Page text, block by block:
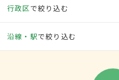
行政区で絞り込む
沿線・駅で絞り込む